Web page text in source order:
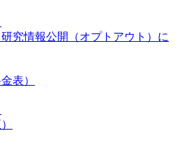
究情報公開（オプトアウト）に
表）